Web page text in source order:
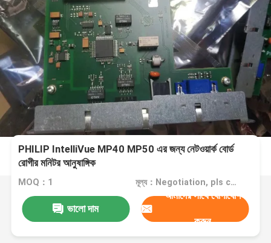
PHILIP IntelliVue MP40 MP50 এর জন্য নেটওয়ার্ক বোর্ড
রোগীর মনিটর আনুষাঙ্গিক
MOQ：1 মূল্য：Negotiation, pls contact me
ভালো দাম
আমাদের সাথে যোগাযোগ
করুন